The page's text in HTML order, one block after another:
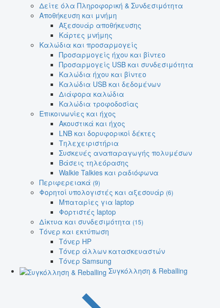
Δείτε όλα Πληροφορική & Συνδεσιμότητα
Αποθήκευση και μνήμη
Αξεσουάρ αποθήκευσης
Κάρτες μνήμης
Καλώδια και προσαρμογείς
Προσαρμογείς ήχου και βίντεο
Προσαρμογείς USB και συνδεσιμότητα
Καλώδια ήχου και βίντεο
Καλώδια USB και δεδομένων
Διάφορα καλώδια
Καλώδια τροφοδοσίας
Επικοινωνίες και ήχος
Ακουστικά και ήχος
LNB και δορυφορικοί δέκτες
Τηλεχειριστήρια
Συσκευές αναπαραγωγής πολυμέσων
Βάσεις τηλεόρασης
Walkie Talkies και ραδιόφωνα
Περιφερειακά (9)
Φορητοί υπολογιστές και αξεσουάρ (6)
Μπαταρίες για laptop
Φορτιστές laptop
Δίκτυα και συνδεσιμότητα (15)
Τόνερ και εκτύπωση
Τόνερ HP
Τόνερ άλλων κατασκευαστών
Τόνερ Samsung
Συγκόλληση & Reballing